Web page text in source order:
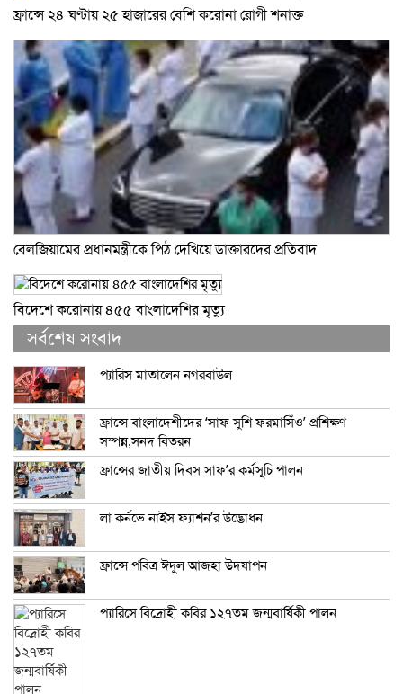
ফ্রান্সে ২৪ ঘণ্টায় ২৫ হাজারের বেশি করোনা রোগী শনাক্ত
বেলজিয়ামের প্রধানমন্ত্রীকে পিঠ দেখিয়ে ডাক্তারদের প্রতিবাদ
বিদেশে করোনায় ৪৫৫ বাংলাদেশির মৃত্যু
সর্বশেষ সংবাদ
প্যারিস মাতালেন নগরবাউল
ফ্রান্সে বাংলাদেশীদের ‘সাফ সুশি ফরমাসিঁও’ প্রশিক্ষণ
সম্পন্ন,সনদ বিতরন
ফ্রান্সের জাতীয় দিবস সাফ’র কর্মসূচি পালন
লা কর্নভে নাইস ফ্যাশন’র উদ্ভোধন
ফ্রান্সে পবিত্র ঈদুল আজহা উদযাপন
প্যারিসে বিদ্রোহী কবির ১২৭তম জন্মবার্ষিকী পালন